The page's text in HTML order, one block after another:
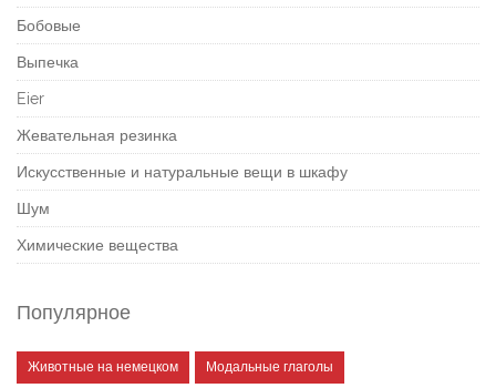
Бобовые
Выпечка
Eier
Жевательная резинка
Искусственные и натуральные вещи в шкафу
Шум
Химические вещества
Популярное
Животные на немецком Модальные глаголы